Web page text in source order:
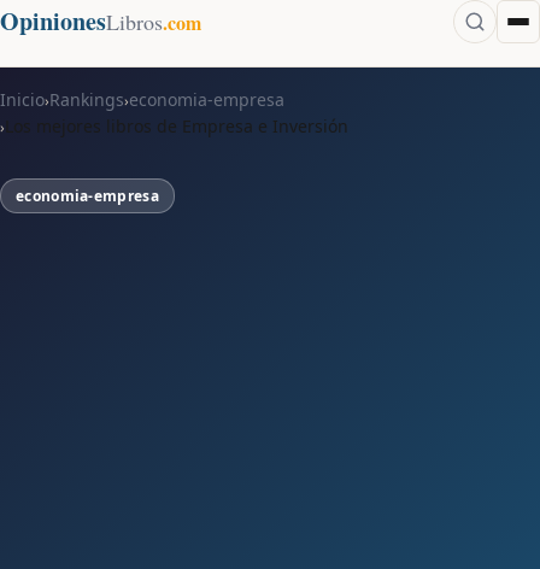
OpinionesLibros.com
Inicio›Rankings›economia-empresa
›Los mejores libros de Empresa e Inversión
economia-empresa